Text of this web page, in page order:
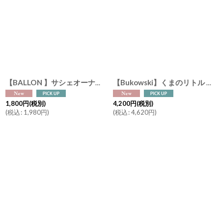
【BALLON 】サシェオーナメント Label A ラベルA 防虫 芳香 効果 バロン Made in Japan
1,800円(税別)
(税込: 1,980円)
【Bukowski】くまのリトル ノア Little Noah 25cm スウェーデンのぬいぐるみ ソフトトイ ブコウスキー 出産祝い 誕生日 結婚式ウエルカムドール
4,200円(税別)
(税込:4,620円)